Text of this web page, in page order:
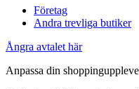
Företag
Andra trevliga butiker
Ångra avtalet här
Anpassa din